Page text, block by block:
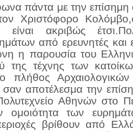
πάντα με την
Χριστόφορο
ακριβώς
από ερευνητές και
η παρουσία του
της τέχνης των
πλήθος
σαν αποτέλεσμα την
Αθηνών στο
ομοιότητα των
βρίθουν από